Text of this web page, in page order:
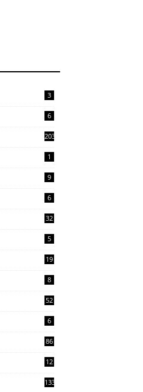
3
6
203
1
9
6
32
5
19
8
52
6
86
12
133